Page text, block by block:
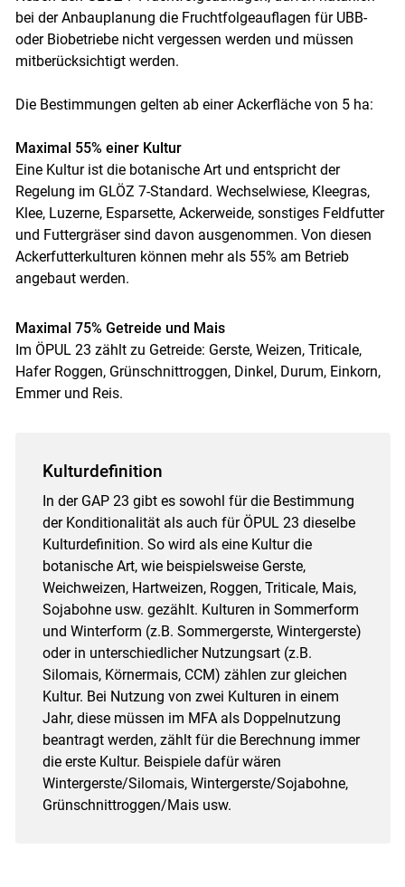
bei der Anbauplanung die Fruchtfolgeauflagen für UBB-
oder Biobetriebe nicht vergessen werden und müssen
mitberücksichtigt werden.
Die Bestimmungen gelten ab einer Ackerfläche von 5 ha:
Maximal 55% einer Kultur
Eine Kultur ist die botanische Art und entspricht der
Regelung im GLÖZ 7-Standard. Wechselwiese, Kleegras,
Klee, Luzerne, Esparsette, Ackerweide, sonstiges Feldfutter
und Futtergräser sind davon ausgenommen. Von diesen
Ackerfutterkulturen können mehr als 55% am Betrieb
angebaut werden.
Maximal 75% Getreide und Mais
Im ÖPUL 23 zählt zu Getreide: Gerste, Weizen, Triticale,
Hafer Roggen, Grünschnittroggen, Dinkel, Durum, Einkorn,
Emmer und Reis.
Kulturdefinition
In der GAP 23 gibt es sowohl für die Bestimmung
der Konditionalität als auch für ÖPUL 23 dieselbe
Kulturdefinition. So wird als eine Kultur die
botanische Art, wie beispielsweise Gerste,
Weichweizen, Hartweizen, Roggen, Triticale, Mais,
Sojabohne usw. gezählt. Kulturen in Sommerform
und Winterform (z.B. Sommergerste, Wintergerste)
oder in unterschiedlicher Nutzungsart (z.B.
Silomais, Körnermais, CCM) zählen zur gleichen
Kultur. Bei Nutzung von zwei Kulturen in einem
Jahr, diese müssen im MFA als Doppelnutzung
beantragt werden, zählt für die Berechnung immer
die erste Kultur. Beispiele dafür wären
Wintergerste/​Silomais, Wintergerste/​Sojabohne,
Grünschnittroggen/​Mais usw.